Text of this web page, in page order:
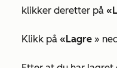
klikker deretter på
Klikk på «Lagre »